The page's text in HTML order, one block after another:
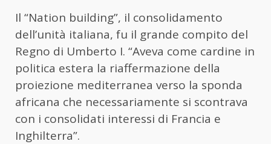
Il “Nation building”, il consolidamento
dell’unità italiana, fu il grande compito del
Regno di Umberto I. “Aveva come cardine in
politica estera la riaffermazione della
proiezione mediterranea verso la sponda
africana che necessariamente si scontrava
con i consolidati interessi di Francia e
Inghilterra”.